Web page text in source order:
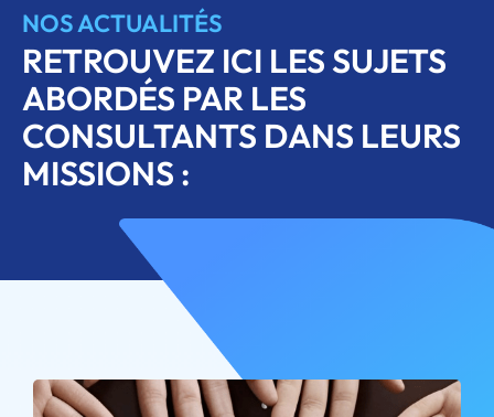
NOS ACTUALITÉS
RETROUVEZ ICI LES SUJETS
ABORDÉS PAR LES
CONSULTANTS DANS LEURS
MISSIONS :